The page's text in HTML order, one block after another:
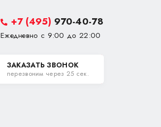
+7 (495) 970-40-78
Ежедневно с 9:00 до 22:00
ЗАКАЗАТЬ ЗВОНОК
перезвоним через 25 сек.